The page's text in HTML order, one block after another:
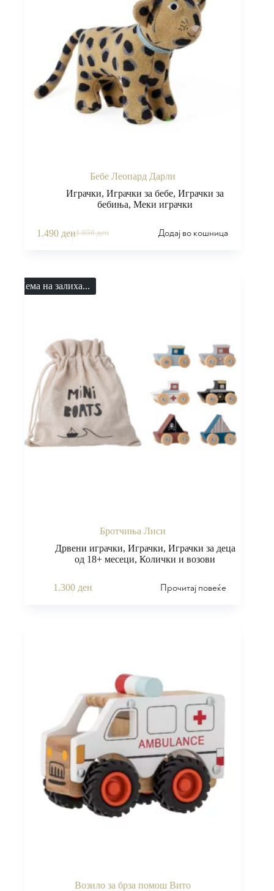
Бебе Леопард Дарли
Играчки,Играчки за бебе,Играчки за
бебиња,Меки играчки
1.850ден
1.490 ден Додај во кошница
Нема на залиха...
Бротчиња Лиси
Дрвени играчки, Играчки, Играчки за деца
од 18+ месеци,Колички и возови
1.300 ден Прочитај повеќе
Возило за брза помош Вито